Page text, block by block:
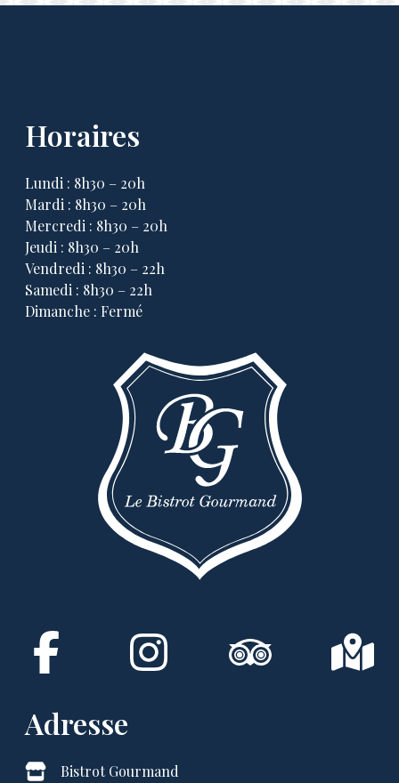
Horaires
Lundi : 8h30 – 20h
Mardi : 8h30 – 20h
Mercredi : 8h30 – 20h
Jeudi : 8h30 – 20h
Vendredi : 8h30 – 22h
Samedi : 8h30 – 22h
Dimanche : Fermé
Adresse
Bistrot Gourmand